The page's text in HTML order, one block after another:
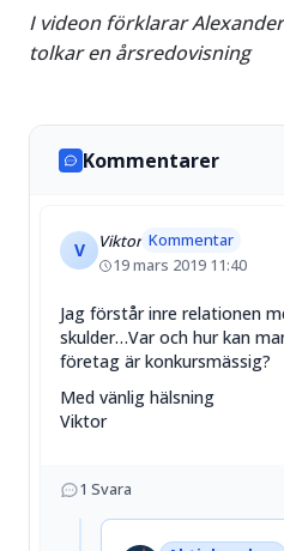
I videon förklarar
tolkar en årsredovisning
Kommentarer
V Viktor Kommentar
19 mars 2019 11:40
Jag förstår inre relationen
skulder…Var och hur kan
företag är konkursmässig?
Med vänlig hälsning
Viktor
1 Svara